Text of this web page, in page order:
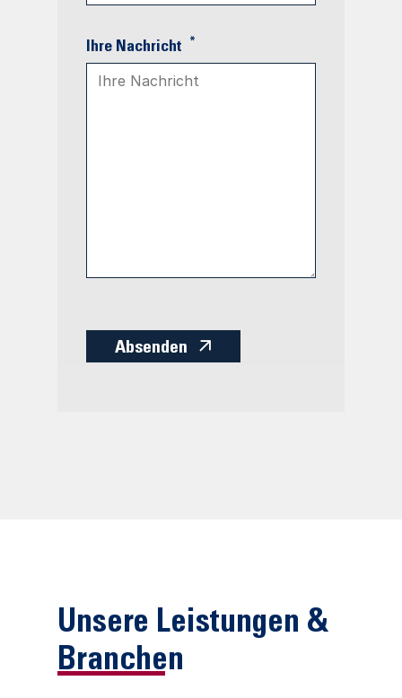
Unsere Leistungen &
Branchen
Ihre Nachricht *
Absenden